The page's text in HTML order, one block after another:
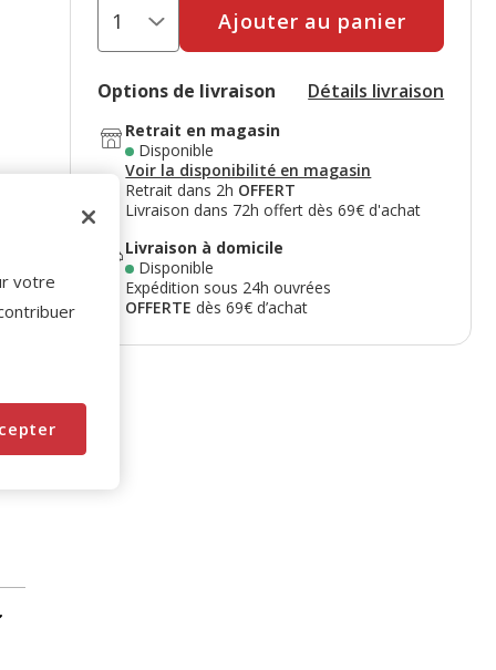
Ajouter au panier
Options de livraison Détails livraison
Retrait en magasin
Disponible
Voir la disponibilité en magasin
Retrait dans 2h OFFERT
Livraison dans 72h offert dès 69€ d'achat
Livraison à domicile
Disponible
Expédition sous 24h ouvrées
OFFERTEdès 69€ d’achat
votre